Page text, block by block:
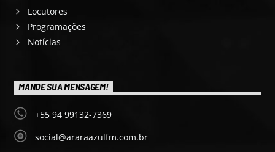
Locutores
Programações
Notícias
MANDE SUA MENSAGEM!
+55 94 99132-7369
social@araraazulfm.com.br